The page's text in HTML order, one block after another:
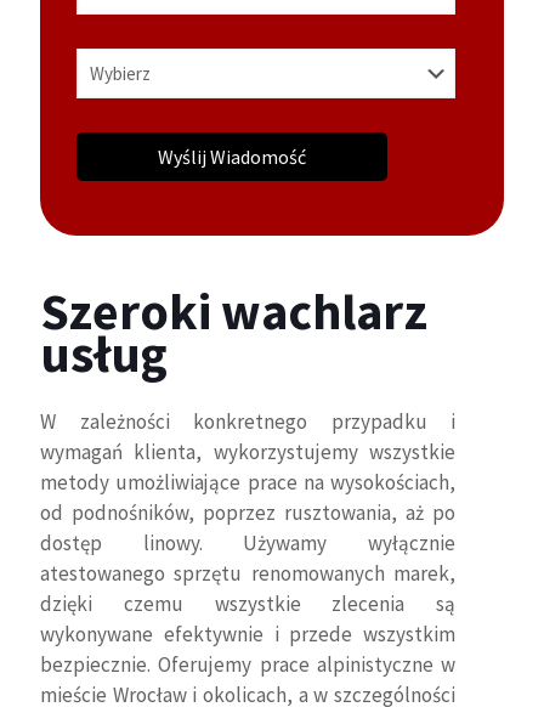
Szeroki wachlarz
usług
W zależności konkretnego przypadku i
wymagań klienta, wykorzystujemy wszystkie
metody umożliwiające prace na wysokościach,
od podnośników, poprzez rusztowania, aż po
dostęp linowy. Używamy wyłącznie
atestowanego sprzętu renomowanych marek,
dzięki czemu wszystkie zlecenia są
wykonywane efektywnie i przede wszystkim
bezpiecznie. Oferujemy prace alpinistyczne w
mieście Wrocław i okolicach, a w szczególności